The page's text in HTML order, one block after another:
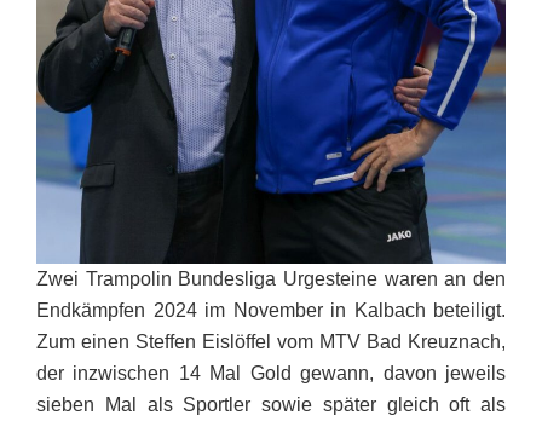
Zwei Trampolin Bundesliga Urgesteine waren an den
Endkämpfen 2024 im November in Kalbach beteiligt.
Zum einen Steffen Eislöffel vom MTV Bad Kreuznach,
der inzwischen 14 Mal Gold gewann, davon jeweils
sieben Mal als Sportler sowie später gleich oft als